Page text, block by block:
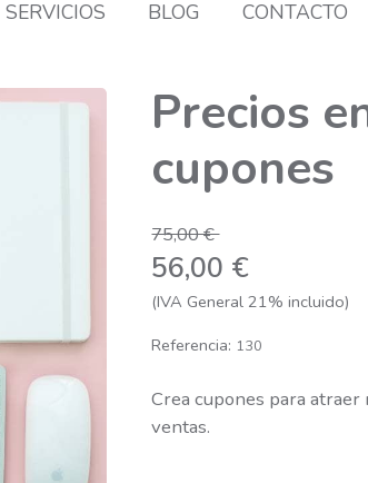
SERVICIOS BLOG CONTACTO
Precios
cupones
75,00 €
56,00 €
(IVA General 21% incluido)
Referencia: 130
Crea cupones para
ventas.